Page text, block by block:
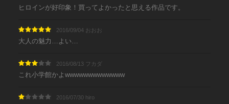
ヒロインが好印象！買ってよかったと思える作品です。
2016/09/04 おおお
大人の魅力…よい…
2016/08/13 フカダ
これ小学館かよwwwwwwwwwwwww
2016/07/30 hiro